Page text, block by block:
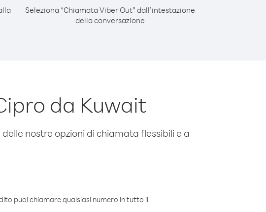
Seleziona “Chiamata Viber Out” dall’intestazione
della conversazione
da Kuwait
nostre opzioni di chiamata flessibili e a
puoi chiamare qualsiasi numero in tutto il